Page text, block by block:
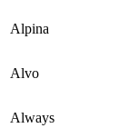
Alpina
Alvo
Always